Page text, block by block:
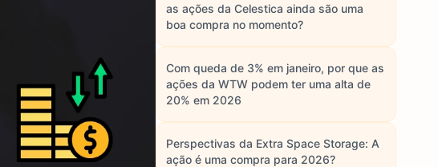
as ações da Celestica ainda são uma
boa compra no momento?
Com queda de 3% em janeiro, por que as
ações da WTW podem ter uma alta de
20% em 2026
Perspectivas da Extra Space Storage: A
ação é uma compra para 2026?